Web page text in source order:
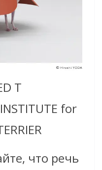
T
for
что речь